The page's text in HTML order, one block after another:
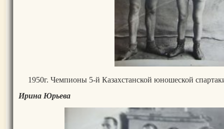
1950г. Чемпионы 5-й Казахстанской юношеской
Ирина Юрьева